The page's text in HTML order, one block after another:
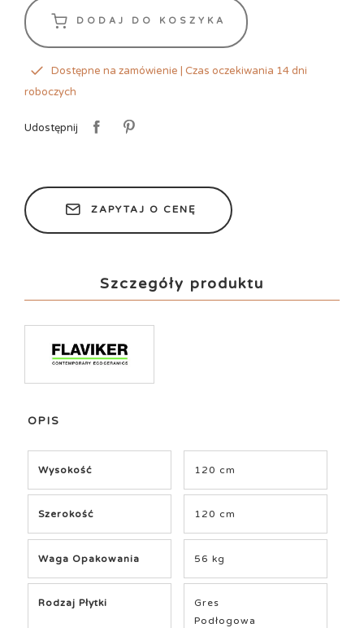
DODAJ DO KOSZYKA
Dostępne na zamówienie | Czas oczekiwania 14 dni
roboczych
Udostępnij
ZAPYTAJ O CENĘ
Szczegóły produktu
OPIS
Wysokość 120 cm
Szerokość 120 cm
Waga Opakowania 56 kg
Rodzaj Płytki
Gres
Podłogowa